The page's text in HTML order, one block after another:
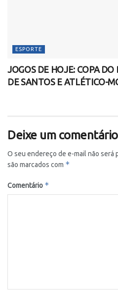
ESPORTE
JOGOS DE HOJE: COPA DO
DE SANTOS E ATLÉTICO-
Deixe um comentário
O seu endereço de e-mail não será
são marcados com *
Comentário *